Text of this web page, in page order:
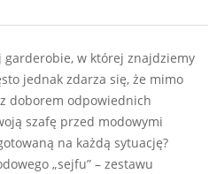
garderobie, w której znajdziemy
jednak zdarza się, że mimo
doborem odpowiednich
szafę przed modowymi
na każdą sytuację?
„sejfu” – zestawu